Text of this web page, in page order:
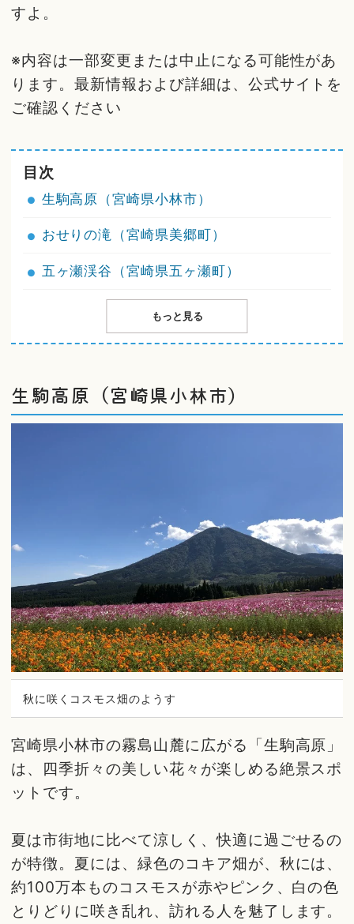
すよ。
※内容は一部変更または中止になる可能性があ
ります。最新情報および詳細は、公式サイトを
ご確認ください
目次
生駒高原（宮崎県小林市）
おせりの滝（宮崎県美郷町）
五ヶ瀬渓谷（宮崎県五ヶ瀬町）
もっと見る
生駒高原（宮崎県小林市）
秋に咲くコスモス畑のようす
宮崎県小林市の霧島山麓に広がる「生駒高原」
は、四季折々の美しい花々が楽しめる絶景スポ
ットです。
夏は市街地に比べて涼しく、快適に過ごせるの
が特徴。夏には、緑色のコキア畑が、秋には、
約100万本ものコスモスが赤やピンク、白の色
とりどりに咲き乱れ、訪れる人を魅了します。